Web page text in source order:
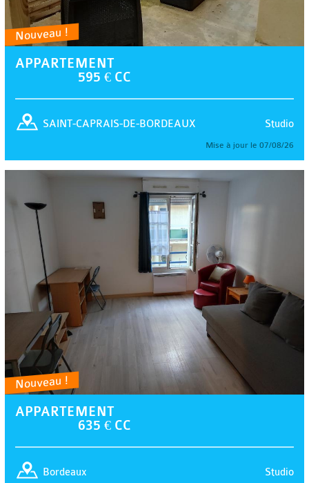
Nouveau !
APPARTEMENT
595 € CC
Studio
SAINT-CAPRAIS-DE-BORDEAUX
Mise à jour le 07/08/26
Nouveau !
APPARTEMENT
635 € CC
Studio
Bordeaux